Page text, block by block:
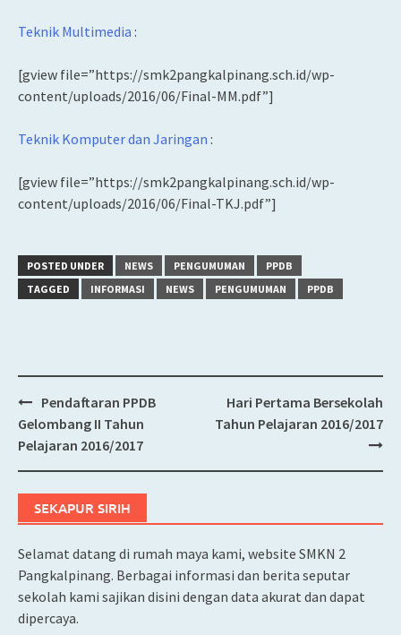
Teknik Multimedia :
[gview file=”https://smk2pangkalpinang.sch.id/wp-
content/uploads/2016/06/Final-MM.pdf”]
Teknik Komputer dan Jaringan :
[gview file=”https://smk2pangkalpinang.sch.id/wp-
content/uploads/2016/06/Final-TKJ.pdf”]
POSTED UNDER NEWS PENGUMUMAN
PPDB
TAGGED
INFORMASI NEWS PENGUMUMAN PPDB
Post
navigation
Pendaftaran PPDB
Gelombang II Tahun
Pelajaran 2016/2017
Hari Pertama Bersekolah
Tahun Pelajaran 2016/2017
SEKAPUR SIRIH
Selamat datang di rumah maya kami, website SMKN 2
Pangkalpinang. Berbagai informasi dan berita seputar
sekolah kami sajikan disini dengan data akurat dan dapat
dipercaya.